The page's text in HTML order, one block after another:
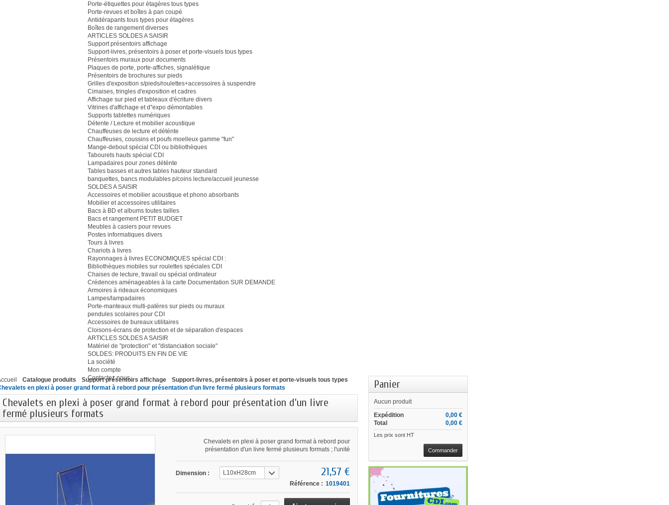
Porte-étiquettes pour étagères tous types
Porte-revues et boîtes à pan coupé
Antidérapants tous types pour étagères
Boîtes de rangement diverses
ARTICLES SOLDES A SAISIR
Support présentoirs affichage
Support-livres, présentoirs à poser et porte-visuels tous types
Présentoirs muraux pour documents
Plaques de porte, porte-affiches, signalétique
Présentoirs de brochures sur pieds
Grilles d'exposition s/pieds/roulettes+accessoires à suspendre
Cimaises, tringles d'exposition et cadres
Affichage sur pied et tableaux d'écriture divers
Vitrines d'affichage et d''expo démontables
Supports tablettes numériques
Détente / Lecture et mobilier acoustique
Chauffeuses de lecture et déténte
Chauffeuses, coussins et poufs moelleux gamme "fun"
Mange-debout spécial CDI ou bibliothèques
Tabourets hauts spécial CDI
Lampadaires pour zones déténte
Tables basses et autres tables hauteur standard
banquettes, bancs modulables p/coins lecture/accueil jeunesse
SOLDES A SAISIR
Accessoires et mobilier acoustique et phono absorbants
Mobilier et accessoires utilitaires
Bacs à BD et albums toutes tailles
Bacs et rangement PETIT BUDGET
Meubles à casiers pour revues
Postes informatiques divers
Tours à livres
Chariots à livres
Rayonnages à livres ECONOMIQUES spécial CDI :
Bibliothèques mobiles sur roulettes spéciales CDI
Chaises de lecture, travail ou spécial ordinateur
Crédences aménageables à la carte Documentation SUR DEMANDE
Armoires à rideaux économiques
Lampes/lampadaires
Porte-manteaux multi-patères sur pieds ou muraux
pendules scolaires pour CDI
Accessoires de bureaux utilitaires
Cloisons-écrans de protection et de séparation d'espaces
ARTICLES SOLDES A SAISIR
Matériel de "protection" et "distanciation sociale"
SOLDES: PRODUITS EN FIN DE VIE
La société
Mon compte
Contactez nous
Catalogue produits Support présentoirs affichage
Support-livres, présentoirs à poser et porte-visuels tous types
en plexi à poser grand format à rebord pour présentation d'un livre fermé plusieurs formats
Chevalets en plexi à poser grand format à rebord pour présentation d'un livre
fermé plusieurs formats
Chevalets en plexi à poser grand format à rebord pour
présentation d'un livre fermé plusieurs formats ; l'unité
Dimension :
L10xH28cm
21,57 €
Référence : 1019401
Panier
Aucun produit
Expédition
0,00 €
Total
0,00 €
Les prix sont HT
Commander